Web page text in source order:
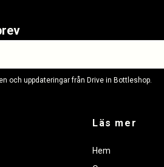
och uppdateringar från Drive in Bottleshop.
Läs mer
Hem